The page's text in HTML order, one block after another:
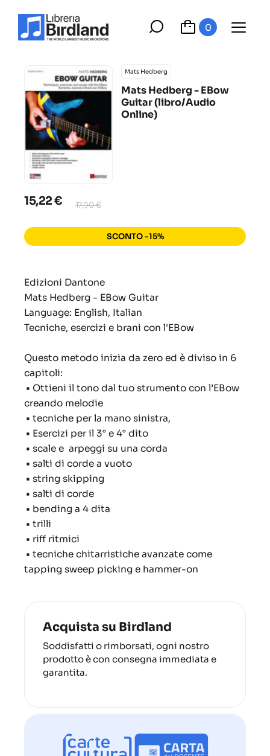
0
Mats Hedberg
Mats Hedberg - EBow
Guitar (libro/Audio
Online)
15,22 € 17,90 €
SCONTO -15%
Edizioni Dantone
Mats Hedberg - EBow Guitar
Language: English, Italian
Tecniche, esercizi e brani con l'EBow
Questo metodo inizia da zero ed è diviso in 6
capitoli:
• Ottieni il tono dal tuo strumento con l’EBow
creando melodie
• tecniche per la mano sinistra,
• Esercizi per il 3° e 4° dito
• scale e arpeggi su una corda
• salti di corde a vuoto
• string skipping
• salti di corde
• bending a 4 dita
• trilli
• riff ritmici
• tecniche chitarristiche avanzate come
tapping sweep picking e hammer-on
Acquista su Birdland
Soddisfatti o rimborsati, ogni nostro
prodotto è con consegna immediata e
garantita.